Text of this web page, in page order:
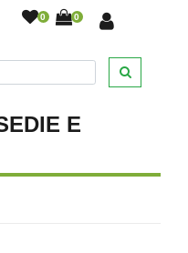
0 0
E OMBRELLONI/
E